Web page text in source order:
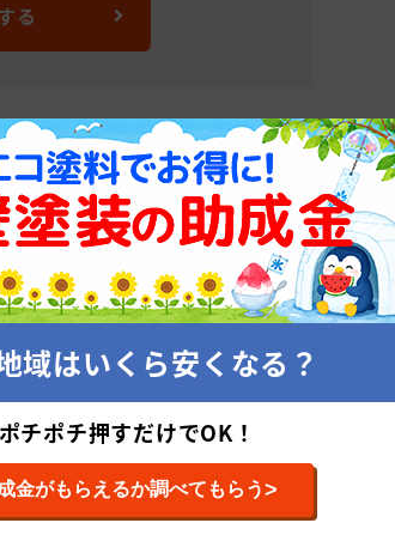
る
番地
ではなく外壁塗装の窓口につなが
して欲しいとお伝えしていただけ
域はいくら安くなる？
ポチポチ押すだけでOK！
金がもらえるか調べてもらう>